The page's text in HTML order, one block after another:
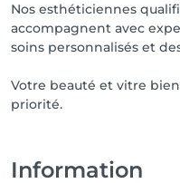
Nos esthéticiennes
accompagnent avec
soins personnalisés et
Votre beauté et vitre
priorité.
Information